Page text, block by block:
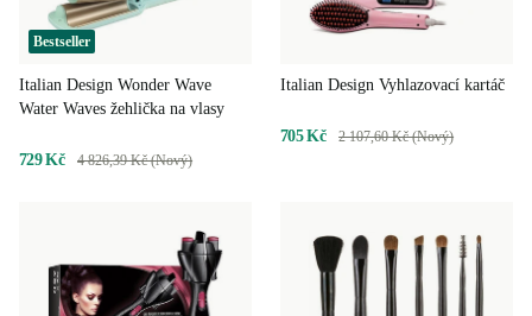
Bestseller
Italian Design Wonder Wave
Water Waves žehlička na vlasy
729 Kč 4 826,39 Kč (Nový)
Italian Design Vyhlazovací kartáč
705 Kč 2 107,60 Kč (Nový)